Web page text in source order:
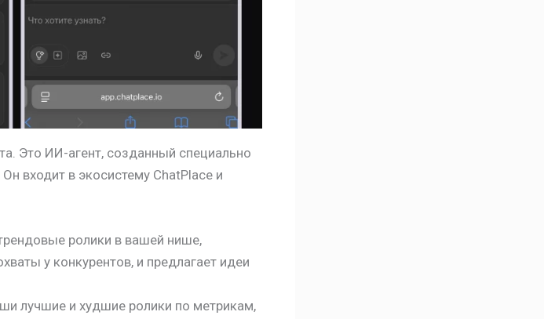
Это ИИ-агент, созданный специально
входит в экосистему ChatPlace и
ролики в вашей нише,
у конкурентов, и предлагает идеи
лучшие и худшие ролики по метрикам,